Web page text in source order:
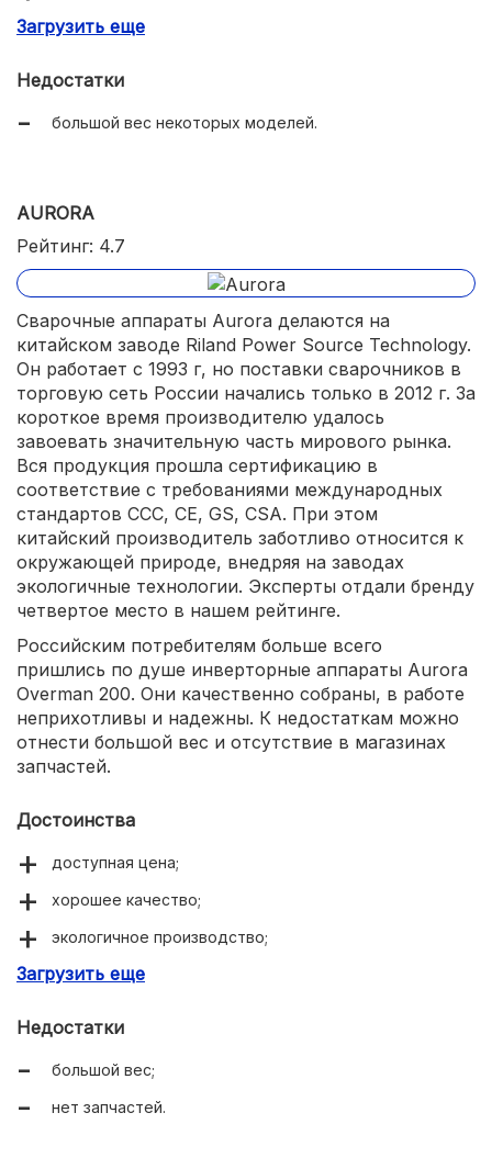
компактность.
Загрузить еще
Недостатки
большой вес некоторых моделей.
AURORA
Рейтинг: 4.7
Сварочные аппараты Aurora делаются на
китайском заводе Riland Power Source Technology.
Он работает с 1993 г, но поставки сварочников в
торговую сеть России начались только в 2012 г. За
короткое время производителю удалось
завоевать значительную часть мирового рынка.
Вся продукция прошла сертификацию в
соответствие с требованиями международных
стандартов CCC, CE, GS, CSA. При этом
китайский производитель заботливо относится к
окружающей природе, внедряя на заводах
экологичные технологии. Эксперты отдали бренду
четвертое место в нашем рейтинге.
Российским потребителям больше всего
пришлись по душе инверторные аппараты Aurora
Overman 200. Они качественно собраны, в работе
неприхотливы и надежны. К недостаткам можно
отнести большой вес и отсутствие в магазинах
запчастей.
Достоинства
доступная цена;
хорошее качество;
экологичное производство;
надежность.
Загрузить еще
Недостатки
большой вес;
нет запчастей.